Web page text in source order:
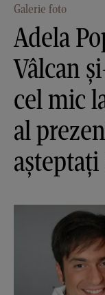
Galerie foto
Adela
Vâlcan
cel mic
al